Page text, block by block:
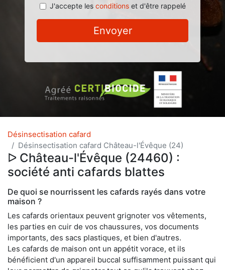
J'accepte les conditionset d'être rappelé
Envoyer
Désinsectisation cafard
Désinsectisation cafard Château-l'Évêque (24)
ᐅ Château-l'Évêque (24460) :
société anti cafards blattes
De quoi se nourrissent les cafards rayés dans votre
maison ?
Les cafards orientaux peuvent grignoter vos vêtements,
les parties en cuir de vos chaussures, vos documents
importants, des sacs plastiques, et bien d'autres.
Les cafards de maison ont un appétit vorace, et ils
bénéficient d'un appareil buccal suffisamment puissant qui